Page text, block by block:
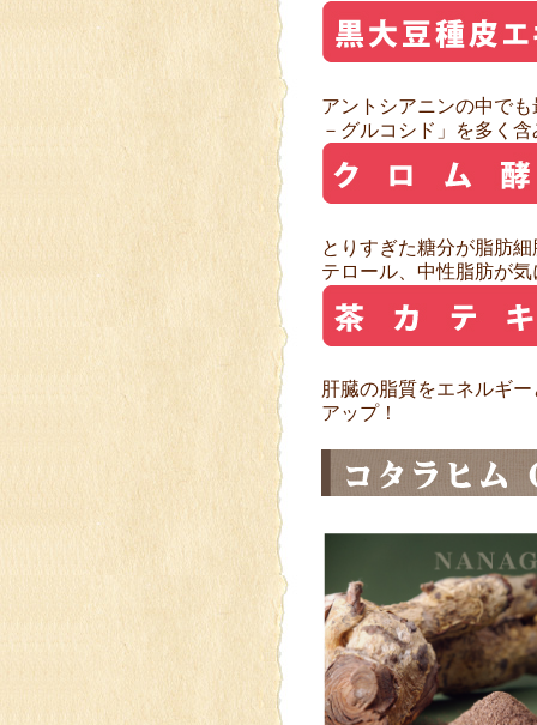
アントシアニンの中で
－グルコシド」を多く
とりすぎた糖分が脂肪
テロール、中性脂肪が
肝臓の脂質をエネルギ
アップ！